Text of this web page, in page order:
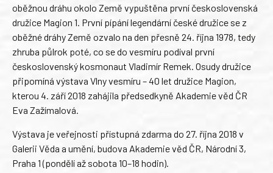
oběžnou dráhu okolo Země vypuštěna první československá
družice Magion 1. První pípání legendární české družice se z
oběžné dráhy Země ozvalo na den přesně 24. října 1978, tedy
zhruba půlrok poté, co se do vesmíru podíval první
československý kosmonaut Vladimír Remek. Osudy družice
připomíná výstava Vlny vesmíru – 40 let družice Magion,
kterou 4. září 2018 zahájila předsedkyně Akademie věd ČR
Eva Zažímalová.
Výstava je veřejnosti přístupná zdarma do 27. října 2018 v
Galerii Věda a umění, budova Akademie věd ČR, Národní 3,
Praha 1 (pondělí až sobota 10–18 hodin).